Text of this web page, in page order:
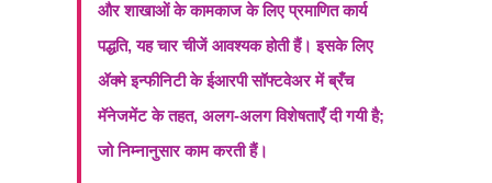
और शाखाओं के कामकाज के लिए प्रमाणित कार्य
पद्धति, यह चार चीजें आवश्यक होती हैं। इसके लिए
ॲक्मे इन्फीनिटी के ईआरपी सॉफ्टवेअर में ब्रँच
मॅनेजमेंट के तहत, अलग-अलग विशेषताएँ दी गयी है;
जो निम्नानुसार काम करती हैं।